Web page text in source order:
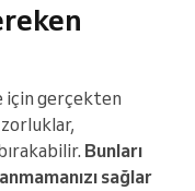
için gerçekten
Bunları
sağlar